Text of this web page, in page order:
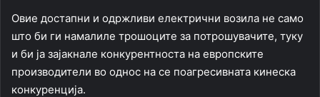
Овие достапни и одржливи електрични возила не само
што би ги намалиле трошоците за потрошувачите, туку
и би ја зајакнале конкурентноста на европските
производители во однос на се поагресивната кинеска
конкуренција.